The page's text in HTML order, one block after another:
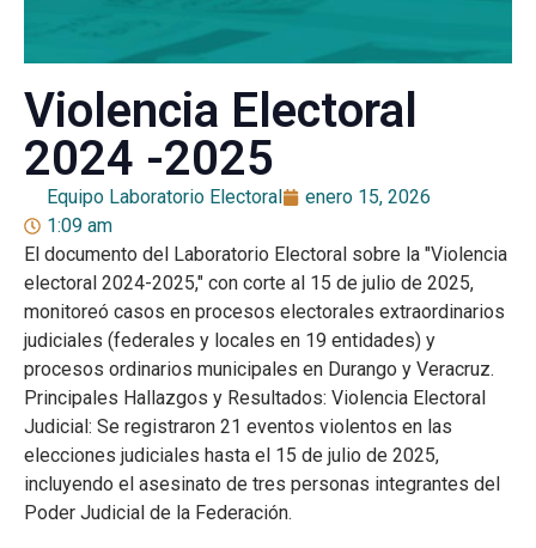
Violencia Electoral
2024 -2025
Equipo Laboratorio Electoral
enero 15, 2026
1:09 am
El documento del Laboratorio Electoral sobre la "Violencia
electoral 2024-2025," con corte al 15 de julio de 2025,
monitoreó casos en procesos electorales extraordinarios
judiciales (federales y locales en 19 entidades) y
procesos ordinarios municipales en Durango y Veracruz.
Principales Hallazgos y Resultados: Violencia Electoral
Judicial: Se registraron 21 eventos violentos en las
elecciones judiciales hasta el 15 de julio de 2025,
incluyendo el asesinato de tres personas integrantes del
Poder Judicial de la Federación.